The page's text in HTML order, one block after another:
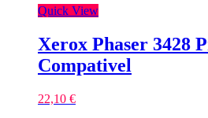
Quick View
Xerox Phaser 3428
Compativel
22,10 €